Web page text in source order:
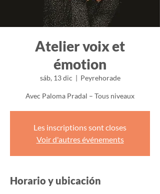
Atelier voix et
émotion
sáb, 13 dic
  |
Peyrehorade
Avec Paloma Pradal – Tous niveaux
Les inscriptions sont closes
Voir d'autres événements
Horario y ubicación